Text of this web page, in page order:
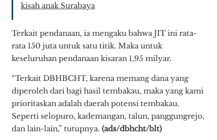
kisah anak Surabaya
Terkait pendanaan, ia mengaku bahwa JIT ini rata-
rata 150 juta untuk satu titik. Maka untuk
keseluruhan pendanaan kisaran 1,95 milyar.
“Terkait DBHBCHT, karena memang dana yang
diperoleh dari bagi hasil tembakau, maka yang kami
prioritaskan adalah daerah potensi tembakau.
Seperti selopuro, kademangan, talun, panggungrejo,
dan lain-lain,” tutupnya. (ads/dbhcht/blt)